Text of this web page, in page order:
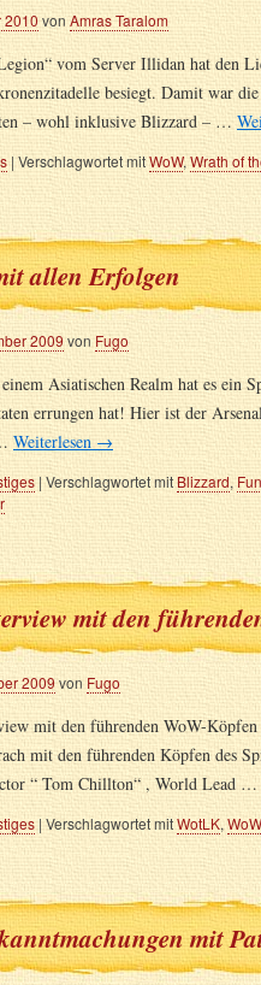
2010vonAmras Taralom
vom Server Illidan hat den
besiegt. Damit war
– wohl inklusive Blizzard – …
| Verschlagwortet mitWoW,Wrath of
allen Erfolgen
2009von Fugo
Asiatischen Realm hat es ein
errungen hat! Hier ist der
Weiterlesen →
| Verschlagwortet mitBlizzard, Fun
mit den
2009von Fugo
mit den führenden WoW-Köpfen
mit den führenden Köpfen des
“ Tom Chillton“ , World Lead …
| Verschlagwortet mitWotLK, WoW
mit